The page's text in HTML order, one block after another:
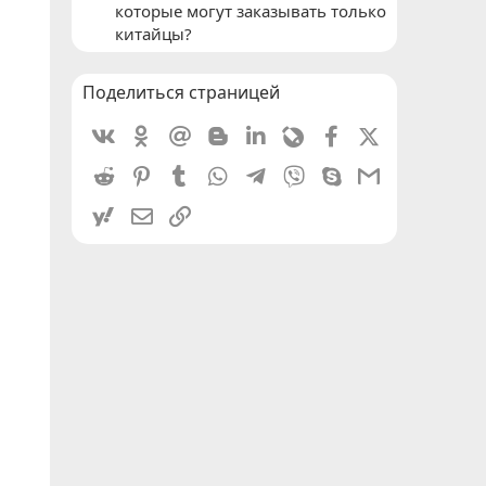
которые могут заказывать только
китайцы?
Поделиться страницей
VkontakteOdnoklassniki
Mail.ru BloggerLinkedin
LivejournalFacebook
Reddit PinterestTumblr WhatsAppTelegram
Viber SkypeGmail
yahoomailЭлектронная почта